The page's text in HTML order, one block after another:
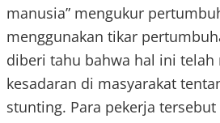
manusia” mengukur
menggunakan tikar
diberi tahu bahwa hal ini telah
kesadaran di masyarakat
stunting. Para pekerja